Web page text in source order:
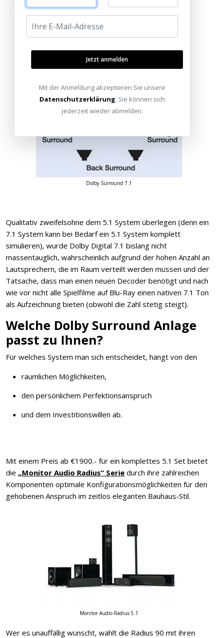
Dolby Surround 7.1
Qualitativ zweifelsohne dem 5.1 System überlegen (denn ein
7.1 System kann bei Bedarf ein 5.1 System komplett
simulieren), wurde Dolby Digital 7.1 bislang nicht
massentauglich, wahrscheinlich aufgrund der hohen Anzahl an
Lautsprechern, die im Raum verteilt werden müssen und der
Tatsache, dass man einen neuen Decoder benötigt und nach
wie vor nicht alle Spielfilme auf Blu-Ray einen nativen 7.1 Ton
als Aufzeichnung bieten (obwohl die Zahl stetig steigt).
Welche Dolby Surround Anlage
passt zu Ihnen?
Für welches System man sich entscheidet, hängt von den
räumlichen Möglichkeiten,
den persönlichem Perfektionsanspruch
und dem Investitionswillen ab.
Mit einem Preis ab €1900.- für ein komplettes 5.1 Set bietet
die „Monitor Audio Radius“ Serie durch ihre zahlreichen
Komponenten optimale Konfigurationsmöglichkeiten für den
gehobenen Anspruch im zeitlos eleganten Bauhaus-Stil.
Monitor Audio Radius 5.1
Wer es unauffällig wünscht, wählt die Radius 90 mit ihren
Jetzt anmelden
Mit der Anmeldung akzeptieren Sie unsere
Datenschutzerklärung. Sie können sich
jederzeit wieder abmelden.